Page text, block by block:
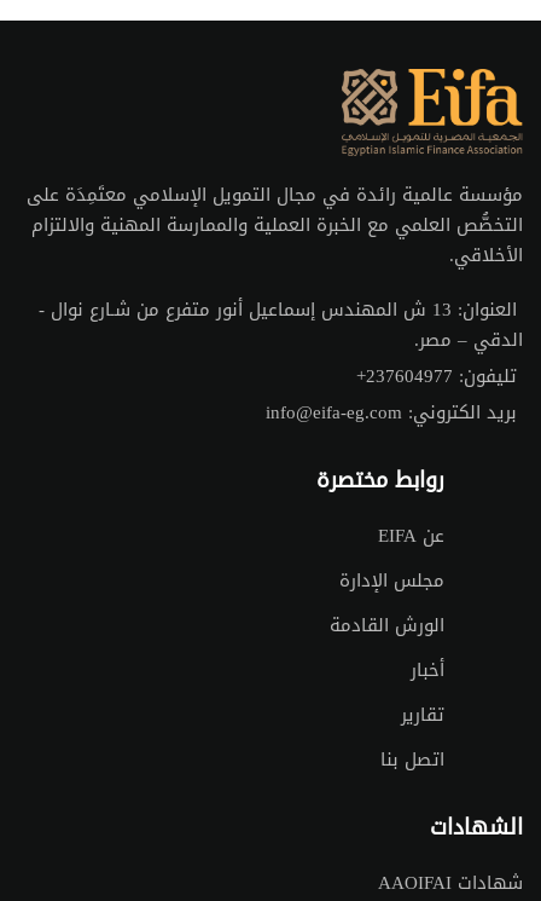
مؤسسة عالمية رائدة في مجال التمويل الإسلامي معتَمِدَة على
التخصُّص العلمي مع الخبرة العملية والممارسة المهنية والالتزام
الأخلاقي.
العنوان:
13 ش المهندس إسماعيل أنور متفرع من شـارع نوال -
الدقي – مصر.
تليفون: +237604977
بريد الكتروني: info@eifa-eg.com
روابط مختصرة
عن EIFA
مجلس الإدارة
الورش القادمة
أخبار
تقارير
اتصل بنا
الشهادات
شهادات AAOIFAI